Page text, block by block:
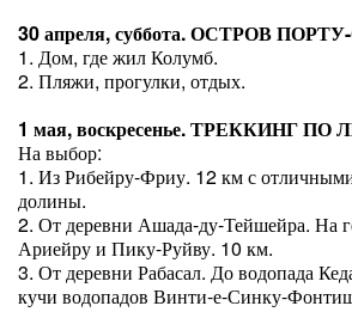
30 апреля, суббота. ОСТРОВ
1. Дом, где жил Колумб.
2. Пляжи, прогулки, отдых.
1 мая, воскресенье. ТРЕККИНГ
На выбор:
1. Из Рибейру-Фриу. 12 км с
долины.
2. От деревни Ашада-ду-Тейшейра. На
Ариейру и Пику-Руйву. 10 км.
3. От деревни Рабасал. До водопада
кучи водопадов Винти-е-Синку-